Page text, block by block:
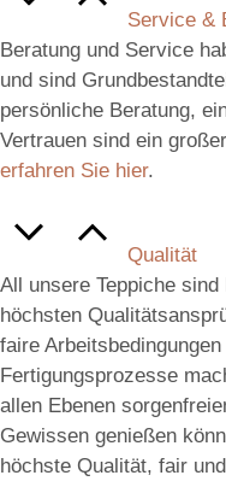
Service &
Beratung und Service
und sind
persönliche Beratung,
Vertrauen sind ein
erfahren Sie hier.
Qualität
All unsere Teppiche
höchsten
faire
Fertigungsprozesse
allen Ebenen
Gewissen genießen
höchste Qualität, fair